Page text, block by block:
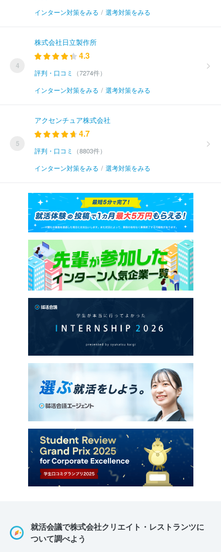
インターン対策をみる / 選考対策をみる
4
株式会社日立製作所
4.3
評判・口コミ
（7274件）
インターン対策をみる / 選考対策をみる
5
アクセンチュア株式会社
4.7
評判・口コミ
（8803件）
インターン対策をみる / 選考対策をみる
就活会議で株式会社クリエイト・レストランツに
ついて調べよう